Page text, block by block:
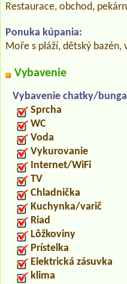
Restaurace, obchod,
Ponuka kúpania:
Moře s pláží, dětský bazén,
Vybavenie
Vybavenie chatky/
Sprcha
WC
Voda
Vykurovanie
Internet/WiFi
TV
Chladnička
Kuchynka/varič
Riad
Lôžkoviny
Prístelka
Elektrická zásuvka
klima